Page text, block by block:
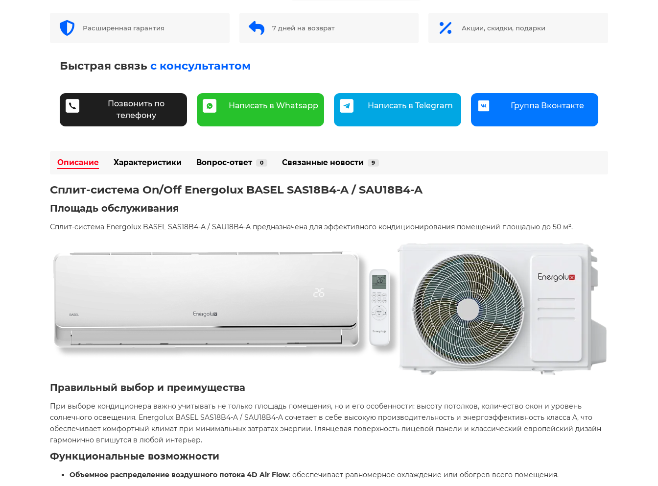
Расширенная гарантия 7 дней на возврат Акции, скидки, подарки
Быстрая связь с консультантом
Позвонить по
телефону
Написать в Whatsapp Написать в Telegram Группа Вконтакте
Описание Характеристики Вопрос-ответ 0 Связанные новости 9
Сплит-система On/Off Energolux BASEL SAS18B4-A / SAU18B4-A
Площадь обслуживания
Сплит-система Energolux BASEL SAS18B4-A / SAU18B4-A предназначена для эффективного кондиционирования помещений площадью до 50 м².​
Правильный выбор и преимущества
При выборе кондиционера важно учитывать не только площадь помещения, но и его особенности: высоту потолков, количество окон и уровень
солнечного освещения. Energolux BASEL SAS18B4-A / SAU18B4-A сочетает в себе высокую производительность и энергоэффективность класса A, что
обеспечивает комфортный климат при минимальных затратах энергии. Глянцевая поверхность лицевой панели и классический европейский дизайн
гармонично впишутся в любой интерьер.​
Функциональные возможности
Объемное распределение воздушного потока 4D Air Flow: обеспечивает равномерное охлаждение или обогрев всего помещения.​